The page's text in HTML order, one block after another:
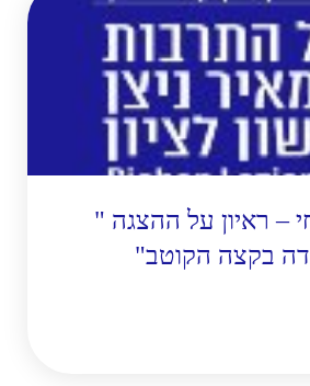
– ראיון על ההצגה "
בקצה הקוטב"